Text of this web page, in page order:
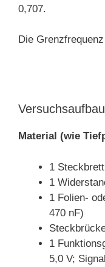
0,707.
Die
Material (wie
1 Steckbrett
1
1 Folien-
470 nF)
1
5,0 V;